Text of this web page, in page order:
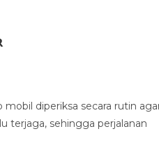
diperiksa secara rutin
terjaga, sehingga perjalanan